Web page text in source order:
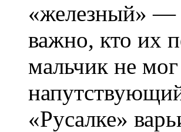
«железный» —
важно, кто их
мальчик не
«Русалке»